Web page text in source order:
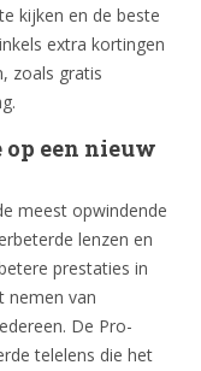
kijken en de beste
extra kortingen
zoals gratis
op een nieuw
meest opwindende
lenzen en
prestaties in
nemen van
De Pro-
telelens die het